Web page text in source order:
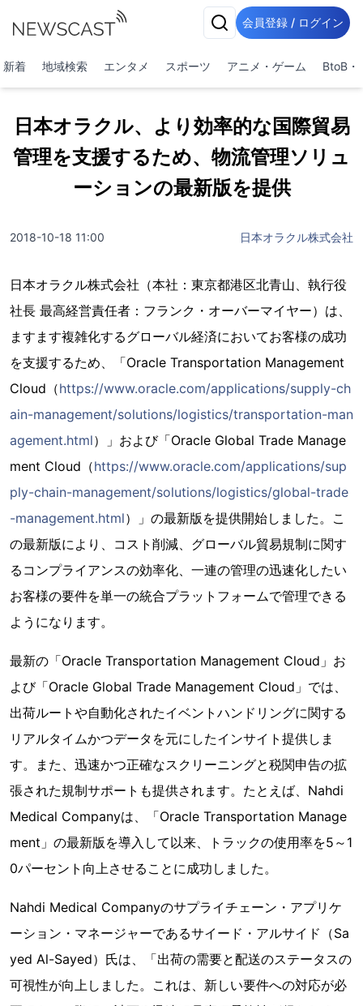
会員登録 / ログイン
新着 地域検索 エンタメ スポーツ アニメ・ゲーム BtoB・
日本オラクル、より効率的な国際貿易
管理を支援するため、物流管理ソリュ
ーションの最新版を提供
2018-10-18 11:00 日本オラクル株式会社
日本オラクル株式会社（本社：東京都港区北青山、執行役
社長 最高経営責任者：フランク・オーバーマイヤー）は、
ますます複雑化するグローバル経済においてお客様の成功
を支援するため、「Oracle Transportation Management
Cloud（https://www.oracle.com/applications/supply-ch
ain-management/solutions/logistics/transportation-man
agement.html）」および「Oracle Global Trade Manage
ment Cloud（https://www.oracle.com/applications/sup
ply-chain-management/solutions/logistics/global-trade
-management.html）」の最新版を提供開始しました。こ
の最新版により、コスト削減、グローバル貿易規制に関す
るコンプライアンスの効率化、一連の管理の迅速化したい
お客様の要件を単一の統合プラットフォームで管理できる
ようになります。
最新の「Oracle Transportation Management Cloud」お
よび「Oracle Global Trade Management Cloud」では、
出荷ルートや自動化されたイベントハンドリングに関する
リアルタイムかつデータを元にしたインサイト提供しま
す。また、迅速かつ正確なスクリーニングと税関申告の拡
張された規制サポートも提供されます。たとえば、Nahdi
Medical Companyは、「Oracle Transportation Manage
ment」の最新版を導入して以来、トラックの使用率を5～1
0パーセント向上させることに成功しました。
Nahdi Medical Companyのサプライチェーン・アプリケ
ーション・マネージャーであるサイード・アルサイド（Sa
yed Al-Sayed）氏は、「出荷の需要と配送のステータスの
可視性が向上しました。これは、新しい要件への対応が必